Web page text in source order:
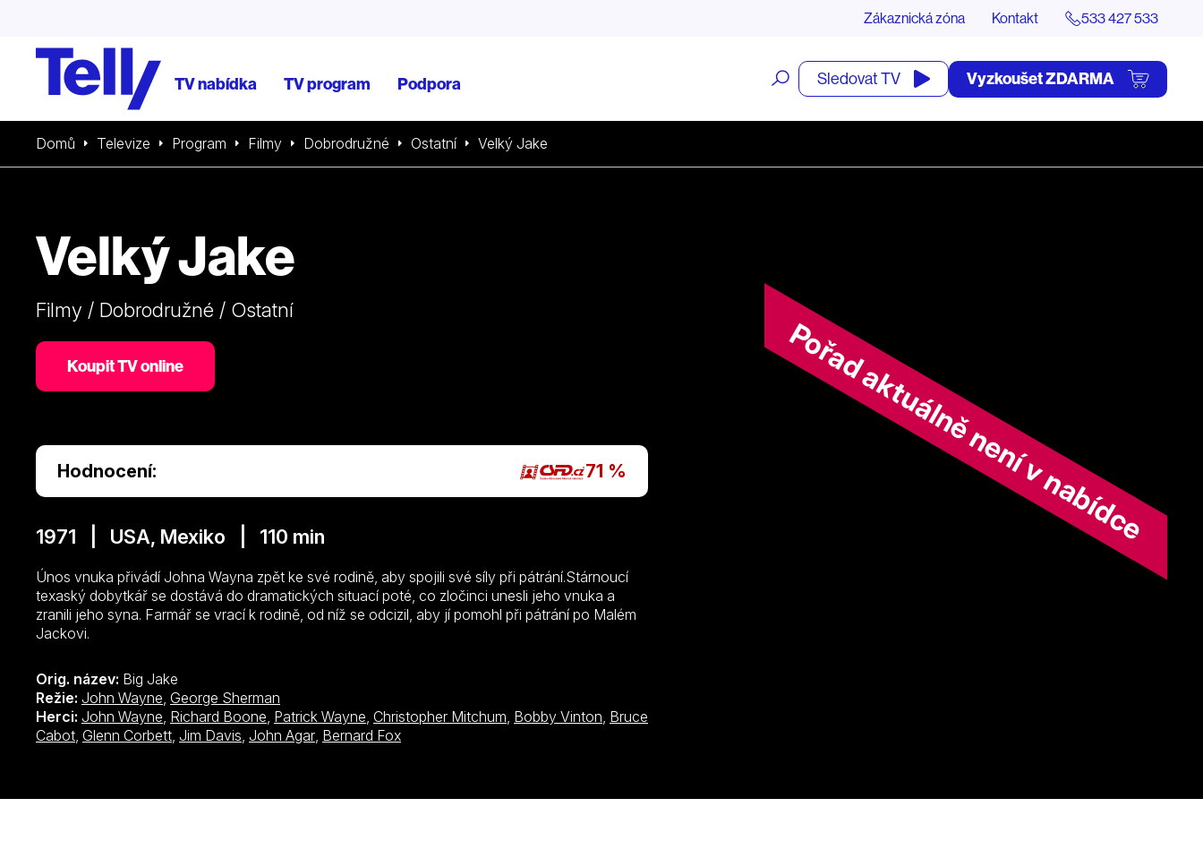
Zákaznická zóna Kontakt 533 427 533
TV nabídka TV program Podpora
Otevřít
vyhledávání
Sledovat TV Vyzkoušet ZDARMA
Domů Televize Program Filmy Dobrodružné Ostatní Velký Jake
Pořad aktuálně není v nabídce
Velký Jake
Filmy / Dobrodružné / Ostatní
Koupit TV online
Hodnocení: 71 %
1971 | USA, Mexiko | 110 min
Únos vnuka přivádí Johna Wayna zpět ke své rodině, aby spojili své síly při pátrání.Stárnoucí
texaský dobytkář se dostává do dramatických situací poté, co zločinci unesli jeho vnuka a
zranili jeho syna. Farmář se vrací k rodině, od níž se odcizil, aby jí pomohl při pátrání po Malém
Jackovi.
Orig. název: Big Jake
Režie: John Wayne, George Sherman
Herci: John Wayne, Richard Boone, Patrick Wayne, Christopher Mitchum, Bobby Vinton, Bruce
Cabot, Glenn Corbett, Jim Davis, John Agar, Bernard Fox